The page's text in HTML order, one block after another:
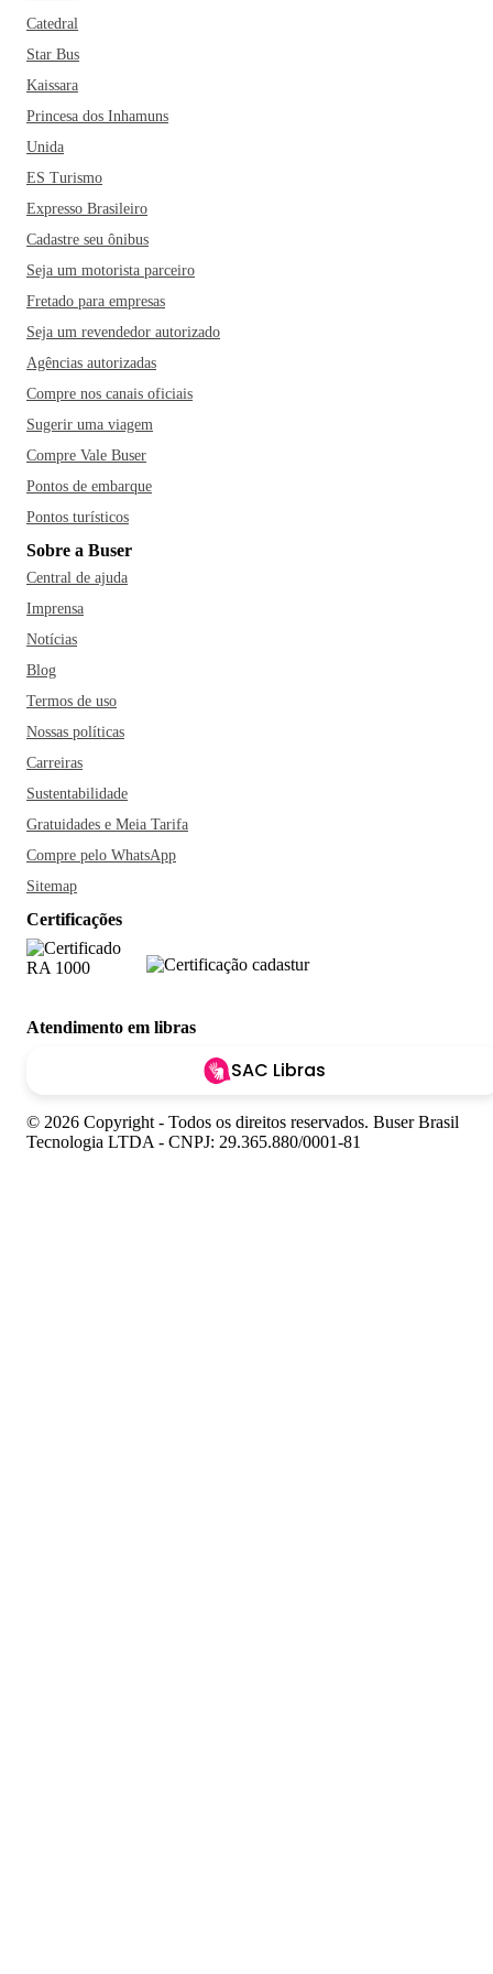
Catedral
Star Bus
Kaissara
Princesa dos Inhamuns
Unida
ES Turismo
Expresso Brasileiro
Cadastre seu ônibus
Seja um motorista parceiro
Fretado para empresas
Seja um revendedor autorizado
Agências autorizadas
Compre nos canais oficiais
Sugerir uma viagem
Compre Vale Buser
Pontos de embarque
Pontos turísticos
Sobre a Buser
Central de ajuda
Imprensa
Notícias
Blog
Termos de uso
Nossas políticas
Carreiras
Sustentabilidade
Gratuidades e Meia Tarifa
Compre pelo WhatsApp
Sitemap
Certificações
Atendimento em libras
SAC Libras
© 2026 Copyright - Todos os direitos reservados. Buser Brasil
Tecnologia LTDA - CNPJ: 29.365.880/0001-81